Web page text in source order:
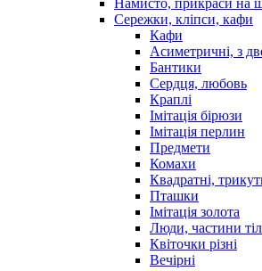
Сережки, кліпси, кафи
Кафи
Асиметричні, з
Бантики
Сердця, любовь
Краплі
Імітація бірюзи
Імітація перлин
Предмети
Комахи
Квадратні,
Пташки
Імітація золота
Люди, частини
Квіточки різні
Вечірні